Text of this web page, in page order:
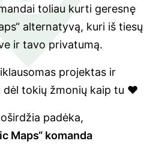
toliau kurti geresnę
alternatyvą, kuri iš tiesų
ir tavo privatumą.
projektas ir
dėl tokių žmonių kaip tu ❤️
padėka,
Maps“ komanda